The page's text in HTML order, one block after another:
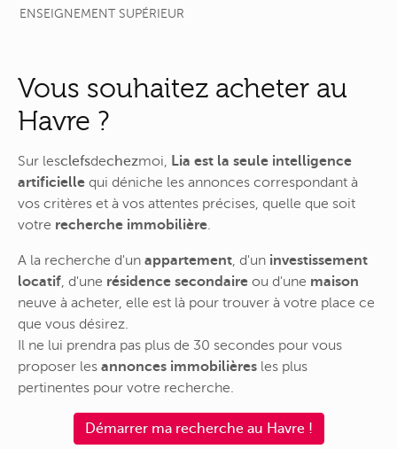
ENSEIGNEMENT SUPÉRIEUR
Vous souhaitez acheter au
Havre ?
Sur lesclefsdechezmoi, Lia est la seule intelligence
artificielle qui déniche les annonces correspondant à
vos critères et à vos attentes précises, quelle que soit
votre recherche immobilière.
A la recherche d'un appartement, d'un investissement
locatif, d'une résidence secondaire ou d'une maison
neuve à acheter, elle est là pour trouver à votre place ce
que vous désirez.
Il ne lui prendra pas plus de 30 secondes pour vous
proposer les annonces immobilières les plus
pertinentes pour votre recherche.
Démarrer ma recherche au Havre !